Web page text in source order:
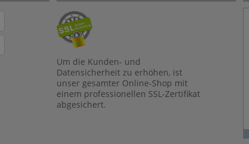
Um die Kunden- und
Datensicherheit zu erhöhen, ist
unser gesamter Online-Shop mit
einem professionellen SSL-Zertifikat
abgesichert.